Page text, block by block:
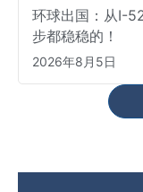
环球出国：从I-
步都稳稳的！
2026年8月5日